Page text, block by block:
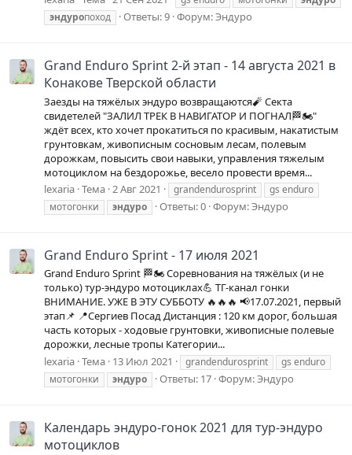
эндуропоход Ответы: 9 Форум:Эндуро
Grand Enduro Sprint 2-й этап - 14 августа 2021 в
Конакове Тверской области
Заезды на тяжёлых эндуро возвращаются🧨 Секта
свидетелей "ЗАЛИЛ ТРЕК В НАВИГАТОР И ПОГНАЛ🏁🏍"
ждёт всех, кто хочет прокатиться по красивым, накатистым
грунтовкам, живописным сосновым лесам, полевым
дорожкам, повысить свои навыки, управления тяжелым
мотоциклом на бездорожье, весело провести время...
lexaria Тема 2 Авг 2021 grandendurosprint
gs enduro
мотогонки
эндуро Ответы: 0 Форум:Эндуро
Grand Enduro Sprint - 17 июля 2021
Grand Enduro Sprint 🏁🏍 Соревнования на тяжёлых (и не
только) тур-эндуро мотоциклах💪 ТГ-канал гонки
ВНИМАНИЕ. УЖЕ В ЭТУ СУББОТУ 🔥🔥🔥 📢17.07.2021, первый
этап📌 📍Сергиев Посад Дистанция : 120 км дорог, большая
часть которых - ходовые грунтовки, живописные полевые
дорожки, лесные тропы Категории...
lexaria Тема 13 Июл 2021 grandendurosprint
gs enduro
мотогонки
эндуро Ответы: 17 Форум:Эндуро
Календарь эндуро-гонок 2021 для тур-эндуро
мотоциклов